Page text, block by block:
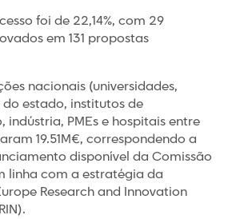
foi de 22,14%, com 29
em 131 propostas
nacionais (universidades,
estado, institutos de
indústria, PMEs e hospitais entre
19.51M€, correspondendo a
disponível da Comissão
linha com a estratégia da
Research and Innovation